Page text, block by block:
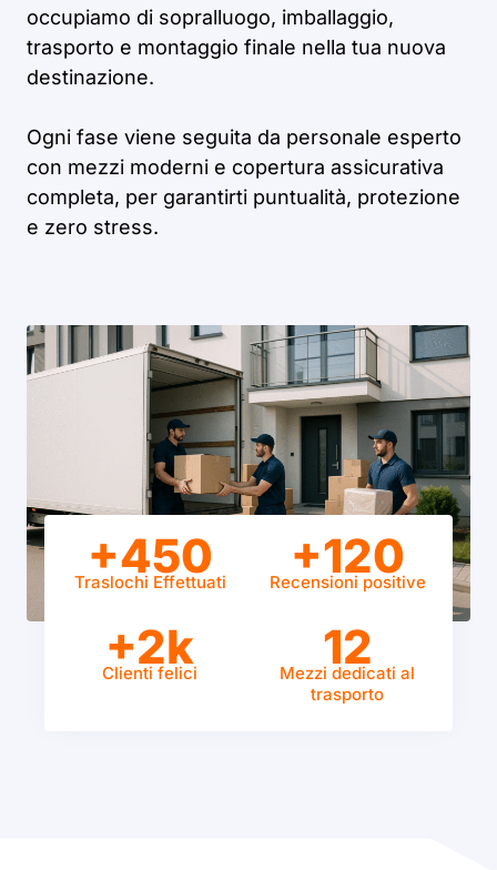
occupiamo di sopralluogo, imballaggio,
trasporto e montaggio finale nella tua nuova
destinazione.
Ogni fase viene seguita da personale esperto
con mezzi moderni e copertura assicurativa
completa, per garantirti puntualità, protezione
e zero stress.
+450
Traslochi Effettuati +120
Recensioni positive
+2k
Clienti felici 12
Mezzi dedicati al
trasporto